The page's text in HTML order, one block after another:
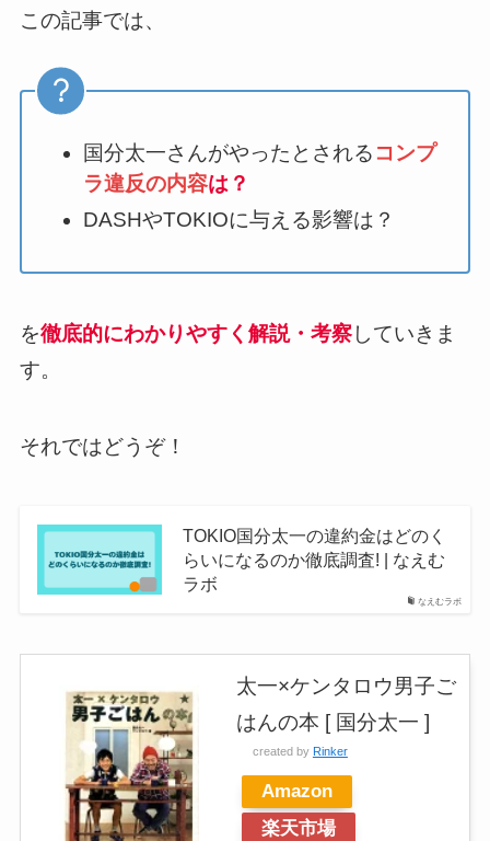
この記事では、
国分太一さんがやったとされるコンプ
ラ違反の内容は？
DASHやTOKIOに与える影響は？
を徹底的にわかりやすく解説・考察していきま
す。
それではどうぞ！
なえむラボ
TOKIO国分太一の違約金はどのく
らいになるのか徹底調査! | なえむ
ラボ
太一×ケンタロウ男子ご
はんの本 [ 国分太一 ]
created by Rinker
Amazon
楽天市場